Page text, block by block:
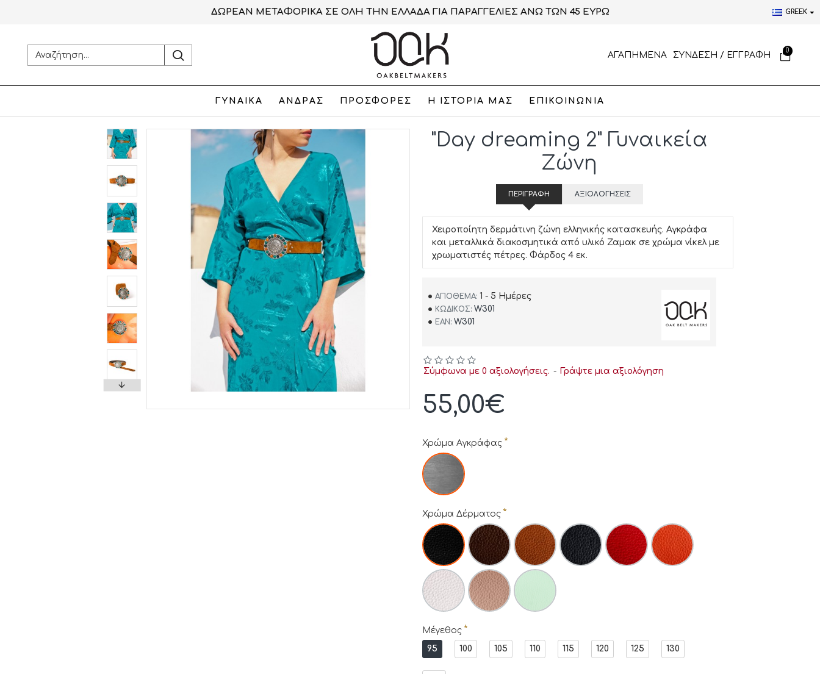
ΔΩΡΕΑΝ ΜΕΤΑΦΟΡΙΚΑ ΣΕ ΟΛΗ ΤΗΝ ΕΛΛΑΔΑ ΓΙΑ ΠΑΡΑΓΓΕΛΙΕΣ ΑΝΩ ΤΩΝ 45 ΕΥΡΩ GREEK
ΑΓΑΠΗΜΕΝΑ ΣΥΝΔΕΣΗ / ΕΓΓΡΑΦΗ 0
ΓΥΝΑΙΚΑ ΑΝΔΡΑΣ ΠΡΟΣΦΟΡΕΣ Η ΙΣΤΟΡΙΑ ΜΑΣ ΕΠΙΚΟΙΝΩΝΙΑ
"Day dreaming 2" Γυναικεία
Ζώνη
ΠΕΡΙΓΡΑΦΉ ΑΞΙΟΛΟΓΉΣΕΙΣ
Χειροποίητη δερμάτινη ζώνη ελληνικής κατασκευής. Αγκράφα
και μεταλλικά διακοσμητικά από υλικό Ζαμακ σε χρώμα νίκελ με
χρωματιστές πέτρες. Φάρδος 4 εκ.
ΑΠΌΘΕΜΑ: 1 - 5 Ημέρες
ΚΩΔΙΚΌΣ: W301
EAN: W301
Σύμφωνα με 0 αξιολογήσεις. - Γράψτε μια αξιολόγηση
55,00€
Χρώμα Αγκράφας
Χρώμα Δέρματος
Μέγεθος
95
100 105 110 115 120 125 130